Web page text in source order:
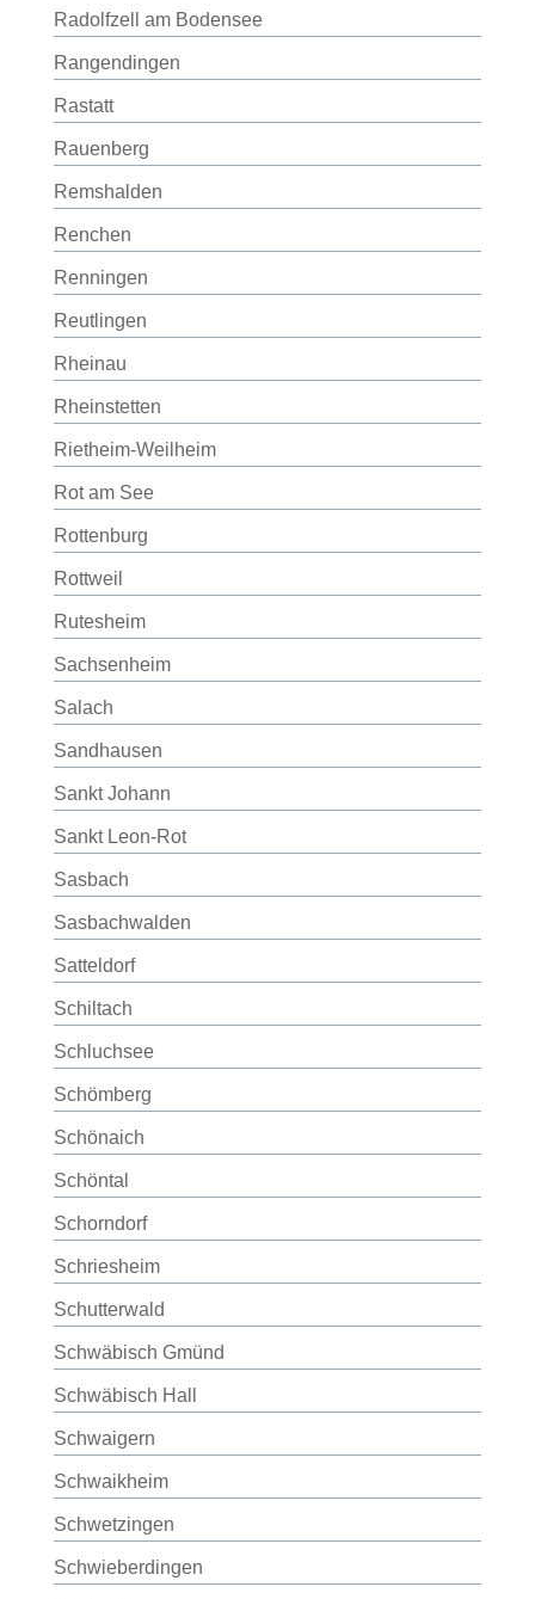
Radolfzell am Bodensee
Rangendingen
Rastatt
Rauenberg
Remshalden
Renchen
Renningen
Reutlingen
Rheinau
Rheinstetten
Rietheim-Weilheim
Rot am See
Rottenburg
Rottweil
Rutesheim
Sachsenheim
Salach
Sandhausen
Sankt Johann
Sankt Leon-Rot
Sasbach
Sasbachwalden
Satteldorf
Schiltach
Schluchsee
Schömberg
Schönaich
Schöntal
Schorndorf
Schriesheim
Schutterwald
Schwäbisch Gmünd
Schwäbisch Hall
Schwaigern
Schwaikheim
Schwetzingen
Schwieberdingen